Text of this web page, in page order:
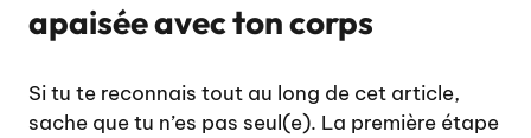
apaisée avec ton corps
Si tu te reconnais tout au long de cet article,
sache que tu n’es pas seul(e). La première étape